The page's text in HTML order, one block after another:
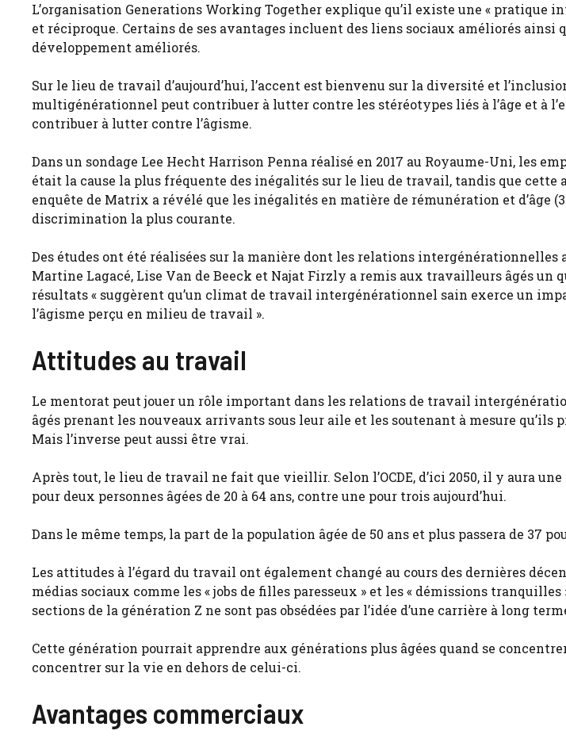
L’organisation Generations Working Together explique qu’il existe une « pratique
et réciproque. Certains de ses avantages incluent des liens sociaux améliorés ainsi
développement améliorés.
Sur le lieu de travail d’aujourd’hui, l’accent est bienvenu sur la diversité et
multigénérationnel peut contribuer à lutter contre les stéréotypes liés à l’âge et à
contribuer à lutter contre l’âgisme.
Dans un sondage Lee Hecht Harrison Penna réalisé en 2017 au Royaume-Uni, les
était la cause la plus fréquente des inégalités sur le lieu de travail, tandis que cette
enquête de Matrix a révélé que les inégalités en matière de rémunération et d’âge
discrimination la plus courante.
Des études ont été réalisées sur la manière dont les relations intergénérationnelles
Martine Lagacé, Lise Van de Beeck et Najat Firzly a remis aux travailleurs âgés un
résultats « suggèrent qu’un climat de travail intergénérationnel sain exerce un
l’âgisme perçu en milieu de travail ».
Attitudes au travail
Le mentorat peut jouer un rôle important dans les relations de travail
âgés prenant les nouveaux arrivants sous leur aile et les soutenant à mesure qu’ils
Mais l’inverse peut aussi être vrai.
Après tout, le lieu de travail ne fait que vieillir. Selon l’OCDE, d’ici 2050, il y aura une
pour deux personnes âgées de 20 à 64 ans, contre une pour trois aujourd’hui.
Dans le même temps, la part de la population âgée de 50 ans et plus passera de 37
Les attitudes à l’égard du travail ont également changé au cours des dernières
médias sociaux comme les « jobs de filles paresseux » et les « démissions
sections de la génération Z ne sont pas obsédées par l’idée d’une carrière à long
Cette génération pourrait apprendre aux générations plus âgées quand se
concentrer sur la vie en dehors de celui-ci.
Avantages commerciaux